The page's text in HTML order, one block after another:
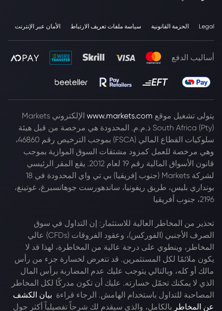
Legal الحزمة القانونية سياسة ملفات تعريف الارتباط الأمان عبر الإنترنت
أساليب الدفع
يتولى تشغيل موقع www.markets.com
الإلكتروني Markets
South Africa (Pty) ذ.م.م. المحدودة هي مرخصة من قبل هيئة
سلوكيات القطاع المالي (FSCA) بموجب الترخيص رقم 46860،
وهي مرخصة للعمل كمزود مشتقات السوق الموازية بموجب
قانون الأسواق المالية رقم 19 لعام 2012. يقع المقر الرئيسي
لشركة Markets (جنوب إفريقيا) بي تي واي المحدودة في 18
بونداري بليس، طريق ريفونيا، ساندهورست جوهانسبرغ، غوتينغ،
2196، جنوب أفريقيا
تحذير من المخاطر العالية للاستثمار: إن التداول في سوق
الصرف الأجنبي (الفوركس)، وعقود الفروقات (CFDs) عالي
المخاطر، وينطوي على درجة عالية من المخاطرة، لهذا قد لا
يكون ملائمًا لكل المستثمرين. قد تتعرض لخسارة جزء من رأس
مالك أو كله، وبالتالي يتوجب عليك عدم المضاربة برأس المال
الذي لا يمكنك تحمّل خسارته. عليك أن تكون مدركًا لكل المخاطر
المصاحبة للتداول باستخدام الهامش. الرجاء قراءة بيان الكشف
عن المخاطر بالكامل، والذي سيقدم لك شرحاً تفصيلياً أكثر حول